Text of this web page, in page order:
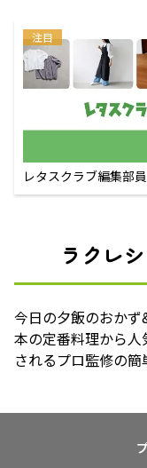
注目
レタスクラブ編集部
ラクレ
今日の夕飯のおか
本の定番料理から人
されるプロ監修の簡